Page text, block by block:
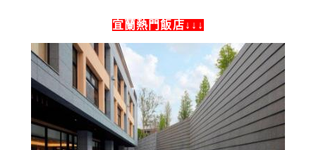
宜蘭熱門飯店↓↓↓